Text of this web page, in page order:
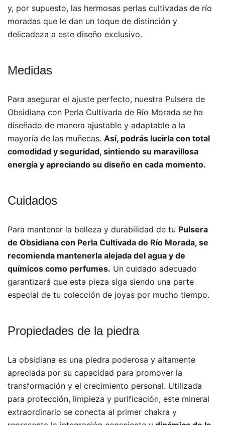
y, por supuesto, las hermosas perlas cultivadas de río
moradas que le dan un toque de distinción y
delicadeza a este diseño exclusivo.
Medidas
Para asegurar el ajuste perfecto, nuestra Pulsera de
Obsidiana con Perla Cultivada de Río Morada se ha
diseñado de manera ajustable y adaptable a la
mayoría de las muñecas. Así, podrás lucirla con total
comodidad y seguridad, sintiendo su maravillosa
energía y apreciando su diseño en cada momento.
Cuidados
Para mantener la belleza y durabilidad de tu Pulsera
de Obsidiana con Perla Cultivada de Río Morada, se
recomienda mantenerla alejada del agua y de
químicos como perfumes. Un cuidado adecuado
garantizará que esta pieza siga siendo una parte
especial de tu colección de joyas por mucho tiempo.
Propiedades de la piedra
La obsidiana es una piedra poderosa y altamente
apreciada por su capacidad para promover la
transformación y el crecimiento personal. Utilizada
para protección, limpieza y purificación, este mineral
extraordinario se conecta al primer chakra y